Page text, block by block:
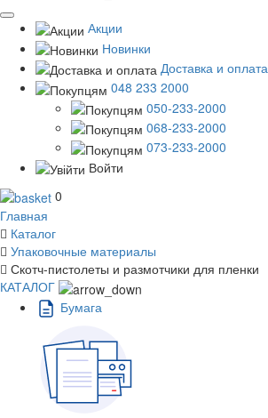
Акции
Новинки
Доставка и оплата
048 233 2000
050-233-2000
068-233-2000
073-233-2000
Войти
0
Главная
Каталог
Упаковочные материалы
Скотч-пистолеты и размотчики для пленки
КАТАЛОГ
Бумага